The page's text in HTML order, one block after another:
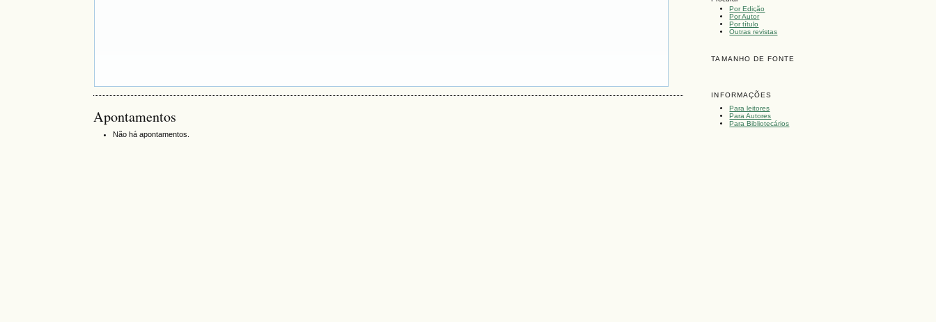
Por Edição
Por Autor
Por título
Outras revistas
TAMANHO DE FONTE
INFORMAÇÕES
Para leitores
Para Autores
Para Bibliotecários
Apontamentos
Não há apontamentos.